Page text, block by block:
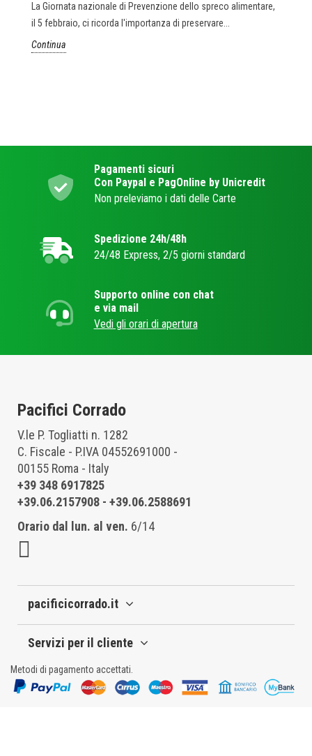
La Giornata nazionale di Prevenzione dello spreco alimentare,
il 5 febbraio, ci ricorda l'importanza di preservare...
Continua
Pagamenti sicuri
Con Paypal e PagOnline by Unicredit
Non preleviamo i dati delle Carte
Spedizione 24h/48h
24/48 Express, 2/5 giorni standard
Supporto online con chat
e via mail
Vedi gli orari di apertura
Pacifici Corrado
V.le P. Togliatti n. 1282
C. Fiscale - P.IVA 04552691000 -
00155 Roma - Italy
+39 348 6917825
+39.06.2157908 - +39.06.2588691
Orario dal lun. al ven. 6/14
pacificicorrado.it
Servizi per il cliente
Metodi di pagamento accettati.